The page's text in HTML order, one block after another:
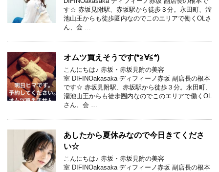
す☆ 赤坂見附駅、赤坂駅から徒歩３分。永田町、溜
池山王からも徒歩圏内なのでこのエリアで働くOLさ
ん、会 …
オムツ買えそうです(*≧∀≦*)
こんにちは♪ 赤坂・赤坂見附の美容
室 DIFINOakasaka ディフィーノ赤坂 副店長の根本
です☆ 赤坂見附駅、赤坂駅から徒歩３分。永田町、
溜池山王からも徒歩圏内なのでこのエリアで働くOL
さん、会 …
あしたから夏休みなので今日きてくださ
い☆
こんにちは♪ 赤坂・赤坂見附の美容
室 DIFINOakasaka ディフィーノ赤坂 副店長の根本